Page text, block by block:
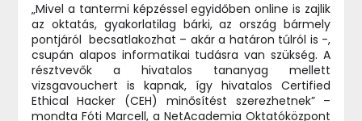
„Mivel a tantermi képzéssel egyidőben online is zajlik
az oktatás, gyakorlatilag bárki, az ország bármely
pontjáról becsatlakozhat – akár a határon túlról is -,
csupán alapos informatikai tudásra van szükség. A
résztvevők a hivatalos tananyag mellett
vizsgavouchert is kapnak, így hivatalos Certified
Ethical Hacker (CEH) minősítést szerezhetnek” –
mondta Fóti Marcell, a NetAcademia Oktatóközpont